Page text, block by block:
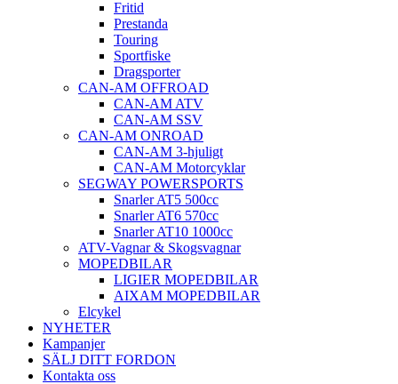
Fritid
Prestanda
Touring
Sportfiske
Dragsporter
CAN-AM OFFROAD
CAN-AM ATV
CAN-AM SSV
CAN-AM ONROAD
CAN-AM 3-hjuligt
CAN-AM Motorcyklar
SEGWAY POWERSPORTS
Snarler AT5 500cc
Snarler AT6 570cc
Snarler AT10 1000cc
ATV-Vagnar & Skogsvagnar
MOPEDBILAR
LIGIER MOPEDBILAR
AIXAM MOPEDBILAR
Elcykel
NYHETER
Kampanjer
SÄLJ DITT FORDON
Kontakta oss